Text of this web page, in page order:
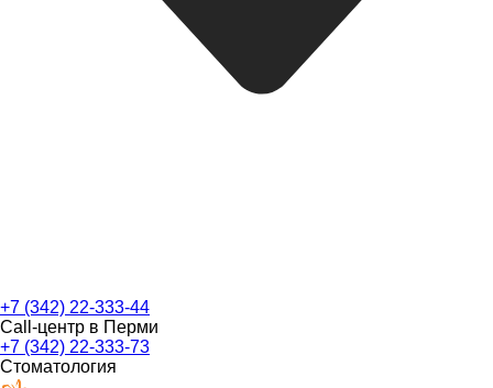
+7 (342) 22-333-44
Call-центр в Перми
+7 (342) 22-333-73
Стоматология